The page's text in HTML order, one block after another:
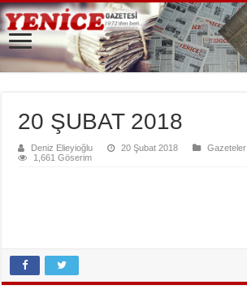
20 ŞUBAT 2018
Deniz Elieyioğlu 20 Şubat 2018
Gazeteler
1,661 Göserim